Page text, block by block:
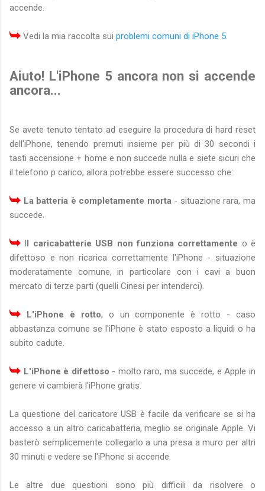
accende.
Vedi la mia raccolta sui problemi comuni di iPhone 5.
Aiuto! L'iPhone 5 ancora non si accende
ancora...
Se avete tenuto tentato ad eseguire la procedura di hard reset
dell'iPhone, tenendo premuti insieme per più di 30 secondi i
tasti accensione + home e non succede nulla e siete sicuri che
il telefono p carico, allora potrebbe essere successo che:
La batteria è completamente morta - situazione rara, ma
succede.
Il caricabatterie USB non funziona correttamente o è
difettoso e non ricarica correttamente l'iPhone - situazione
moderatamente comune, in particolare con i cavi a buon
mercato di terze parti (quelli Cinesi per intenderci).
L'iPhone è rotto, o un componente è rotto - caso
abbastanza comune se l'iPhone è stato esposto a liquidi o ha
subito cadute.
L'iPhone è difettoso - molto raro, ma succede, e Apple in
genere vi cambierà l'iPhone gratis.
La questione del caricatore USB è facile da verificare se si ha
accesso a un altro caricabatteria, meglio se originale Apple. Vi
basterò semplicemente collegarlo a una presa a muro per altri
30 minuti e vedere se l'iPhone si accende.
Le altre due questioni sono più difficili da risolvere o